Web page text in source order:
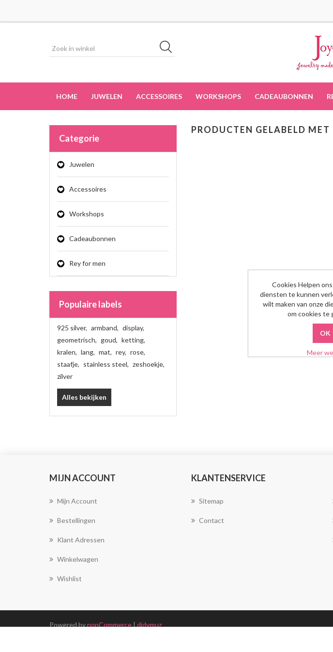
HOME JUWELEN ACCESSOIRES WORKSHOPS CADEAUBONNEN
Categorie
Juwelen
Accessoires
Workshops
Cadeaubonnen
Rey for men
Populaire labels
925 silver, armband, display,
geometrisch, goud, ketting,
kralen, lang, mat, rey, rose,
staafje, stainless steel, zeshoekje,
zilver
Alles bekijken
PRODUCTEN GELABELD
MIJN ACCOUNT
Mijn Account
Bestellingen
Klant Adressen
Winkelwagen
Wishlist
KLANTENSERVICE
Sitemap
Contact
Powered bynopCommerce | didymuz
Copyright ; 2026 Joya
Cookies Helpen
diensten te kunnen
wilt maken van onze
om cookies te
Meer